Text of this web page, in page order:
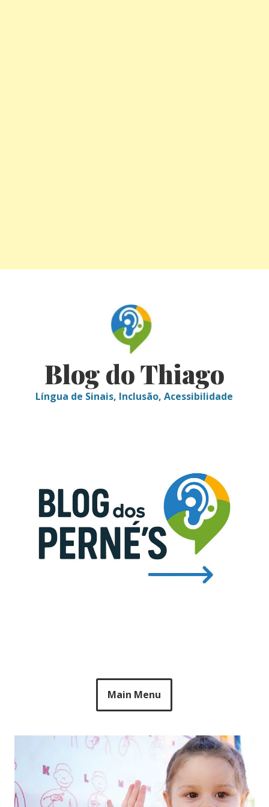
Blog do Thiago
Língua de Sinais, Inclusão, Acessibilidade
Main Menu